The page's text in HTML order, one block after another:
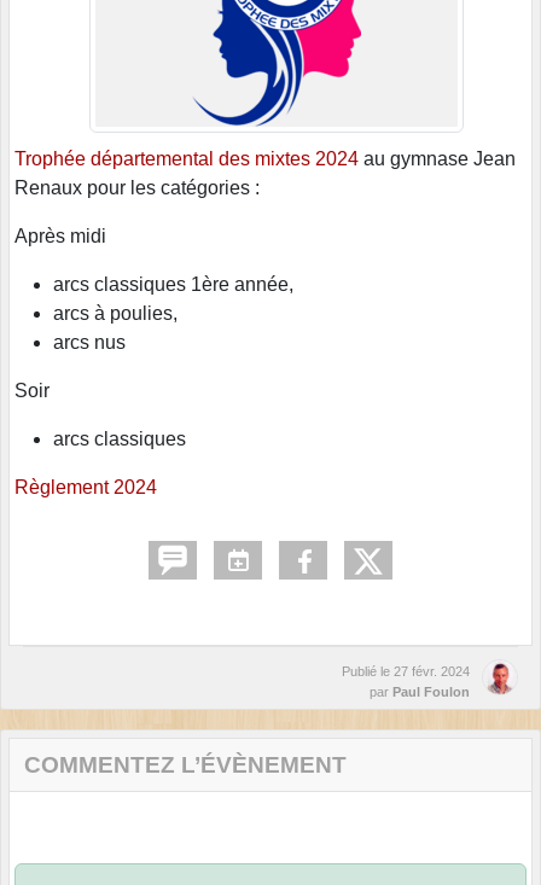
Trophée départemental des mixtes 2024 au gymnase Jean
Renaux pour les catégories :
Après midi
arcs classiques 1ère année,
arcs à poulies,
arcs nus
Soir
arcs classiques
Règlement 2024
Publié le 27 févr. 2024
par Paul Foulon
COMMENTEZ L’ÉVÈNEMENT